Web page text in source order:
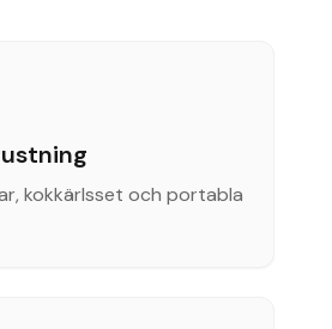
kokkärlsset och portabla